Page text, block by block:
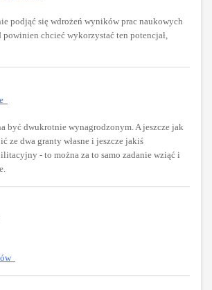
podjąć się wdrożeń wyników prac naukowych
chcieć wykorzystać ten potencjał,
być dwukrotnie wynagrodzonym. A jeszcze jak
ze dwa granty własne i jeszcze jakiś
- to można za to samo zadanie wziąć i